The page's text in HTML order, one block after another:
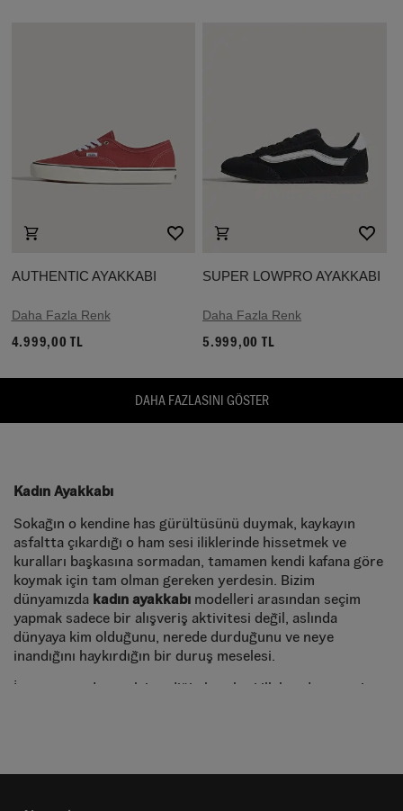
AUTHENTIC AYAKKABI
Daha Fazla Renk
4.999,00 TL
SUPER LOWPRO AYAKKABI
Daha Fazla Renk
5.999,00 TL
DAHA FAZLASINI GÖSTER
Kadın Ayakkabı
Sokağın o kendine has gürültüsünü duymak, kaykayın
asfaltta çıkardığı o ham sesi iliklerinde hissetmek ve
kuralları başkasına sormadan, tamamen kendi kafana göre
koymak için tam olman gereken yerdesin. Bizim
dünyamızda kadın ayakkabı modelleri arasından seçim
yapmak sadece bir alışveriş aktivitesi değil, aslında
dünyaya kim olduğunu, nerede durduğunu ve neye
inandığını haykırdığın bir duruş meselesi.
İster rampada o çok istediğin hareketi ilk kez denemenin